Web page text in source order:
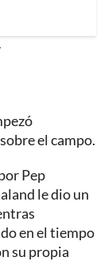
el campo.
Pep
le dio un
en el tiempo
su propia